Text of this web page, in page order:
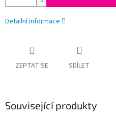
Detailní informace
ZEPTAT SE SDÍLET
Související produkty